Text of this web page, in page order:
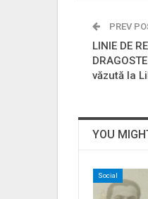
PREV
LINIE DE
văzută la
YOU
Social